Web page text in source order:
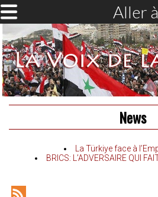
Aller
News
La Türkiye face à
BRICS: L’ADVERSAIRE QUI